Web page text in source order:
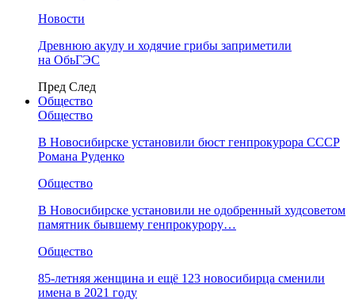
Новости
Древнюю акулу и ходячие грибы заприметили
на ОбьГЭС
Пред След
Общество
Общество
В Новосибирске установили бюст генпрокурора СССР
Романа Руденко
Общество
В Новосибирске установили не одобренный худсоветом
памятник бывшему генпрокурору…
Общество
85-летняя женщина и ещё 123 новосибирца сменили
имена в 2021 году